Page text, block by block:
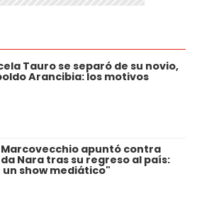
Tauro se separó de su novio,
Arancibia: los motivos
Marcovecchio apuntó contra
Nara tras su regreso al país:
un show mediático"